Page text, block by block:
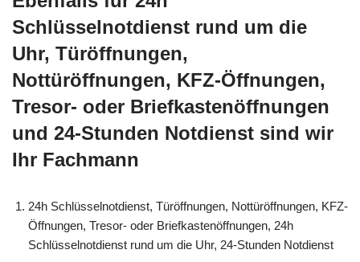
Schlüsselnotdienst rund um die
Uhr, Türöffnungen,
Nottüröffnungen, KFZ-Öffnungen,
Tresor- oder Briefkastenöffnungen
und 24-Stunden Notdienst sind wir
Ihr Fachmann
24h Schlüsselnotdienst, Türöffnungen, Nottüröffnungen, KFZ-
Öffnungen, Tresor- oder Briefkastenöffnungen, 24h
Schlüsselnotdienst rund um die Uhr, 24-Stunden Notdienst